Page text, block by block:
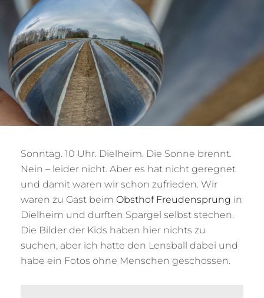
Sonntag. 10 Uhr. Dielheim. Die Sonne brennt.
Nein – leider nicht. Aber es hat nicht geregnet
und damit waren wir schon zufrieden. Wir
waren zu Gast beim Obsthof Freudensprung in
Dielheim und durften Spargel selbst stechen.
Die Bilder der Kids haben hier nichts zu
suchen, aber ich hatte den Lensball dabei und
habe ein Fotos ohne Menschen geschossen.